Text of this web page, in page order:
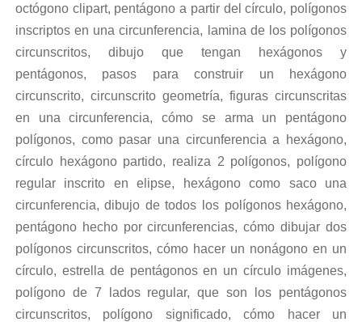
octógono clipart, pentágono a partir del círculo, polígonos
inscriptos en una circunferencia, lamina de los polígonos
circunscritos, dibujo que tengan hexágonos y
pentágonos, pasos para construir un hexágono
circunscrito, circunscrito geometría, figuras circunscritas
en una circunferencia, cómo se arma un pentágono
polígonos, como pasar una circunferencia a hexágono,
círculo hexágono partido, realiza 2 polígonos, polígono
regular inscrito en elipse, hexágono como saco una
circunferencia, dibujo de todos los polígonos hexágono,
pentágono hecho por circunferencias, cómo dibujar dos
polígonos circunscritos, cómo hacer un nonágono en un
círculo, estrella de pentágonos en un círculo imágenes,
polígono de 7 lados regular, que son los pentágonos
circunscritos, polígono significado, cómo hacer un